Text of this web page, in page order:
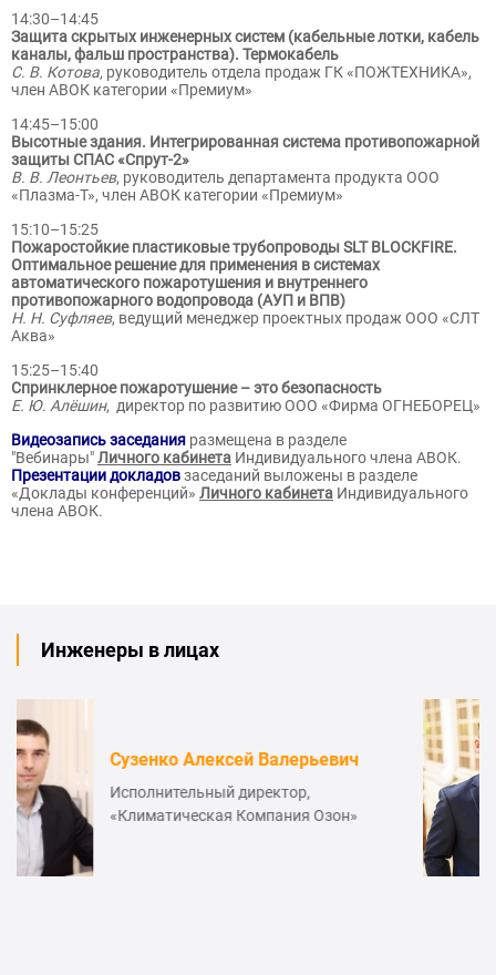
14:30–14:45
Защита скрытых инженерных систем (кабельные лотки, кабель
каналы, фальш пространства). Термокабель
С. В. Котова, руководитель отдела продаж ГК «ПОЖТЕХНИКА»,
член АВОК категории «Премиум»
14:45–15:00
Высотные здания. Интегрированная система противопожарной
защиты СПАС «Спрут-2»
В. В. Леонтьев, руководитель департамента продукта ООО
«Плазма-Т», член АВОК категории «Премиум»
15:10–15:25
Пожаростойкие пластиковые трубопроводы SLT BLOCKFIRE.
Оптимальное решение для применения в системах
автоматического пожаротушения и внутреннего
противопожарного водопровода (АУП и ВПВ)
Н. Н. Суфляев, ведущий менеджер проектных продаж ООО «СЛТ
Аква»
15:25–15:40
Спринклерное пожаротушение – это безопасность
Е. Ю. Алёшин, директор по развитию ООО «Фирма ОГНЕБОРЕЦ»
Видеозапись заседания размещена в разделе
"Вебинары"Личного кабинета Индивидуального члена АВОК.
Презентации докладовзаседаний выложены в разделе
«Доклады конференций» Личного кабинета Индивидуального
члена АВОК.
Инженеры в лицах
Валерьевич
директор,
Компания Озон»
Дмитриев
Ведущий
Российской